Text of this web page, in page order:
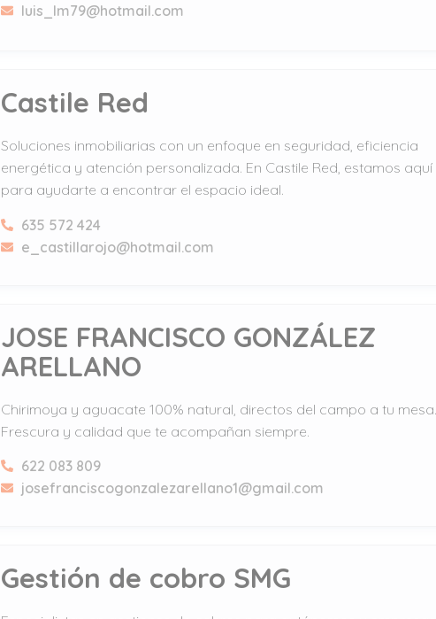
luis_lm79@hotmail.com
Castile Red
Soluciones inmobiliarias con un enfoque en seguridad, eficiencia
energética y atención personalizada. En Castile Red, estamos aquí
para ayudarte a encontrar el espacio ideal.
635 572 424
e_castillarojo@hotmail.com
JOSE FRANCISCO GONZÁLEZ
ARELLANO
Chirimoya y aguacate 100% natural, directos del campo a tu mesa.
Frescura y calidad que te acompañan siempre.
622 083 809
josefranciscogonzalezarellano1@gmail.com
Gestión de cobro SMG